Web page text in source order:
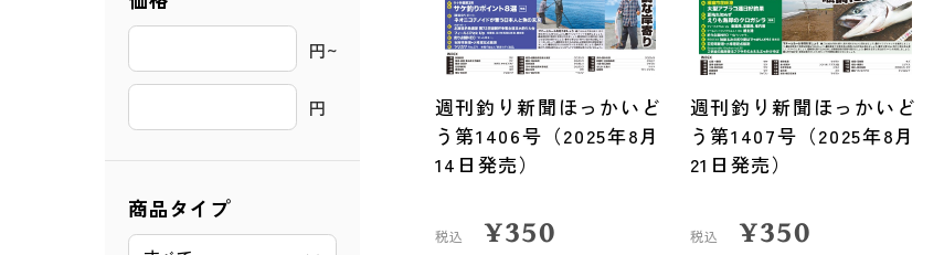
円~
円
商品タイプ
週刊釣り新聞ほっかいど
う第1406号（2025年8月
14日発売）
税込 ¥350
週刊釣り新聞ほっかいど
う第1407号（2025年8月
21日発売）
税込 ¥350